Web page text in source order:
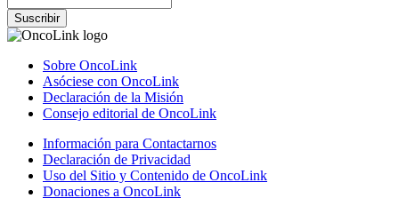
Suscribir
Sobre OncoLink
Asóciese con OncoLink
Declaración de la Misión
Consejo editorial de OncoLink
Información para Contactarnos
Declaración de Privacidad
Uso del Sitio y Contenido de OncoLink
Donaciones a OncoLink